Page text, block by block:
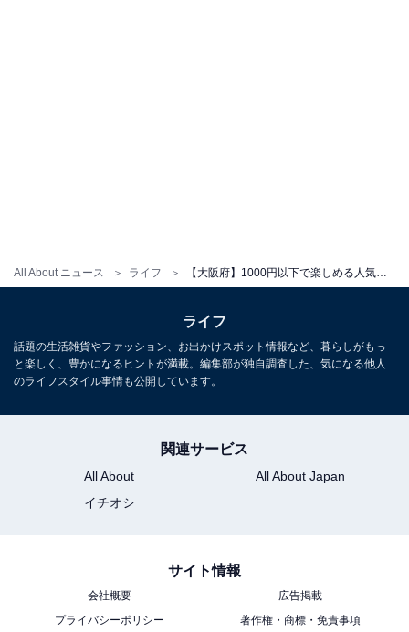
All About ニュース ライフ
あわせて読みたい
オートロウリュサウナと氷風呂が自慢の施設
ライフ
話題の生活雑貨やファッション、お出かけスポット情報など、暮らしがもっ
と楽しく、豊かになるヒントが満載。編集部が独自調査した、気になる他人
のライフスタイル事情も公開しています。
関連サービス
All About
All About Japan
イチオシ
サイト情報
会社概要
広告掲載
プライバシーポリシー
著作権・商標・免責事項